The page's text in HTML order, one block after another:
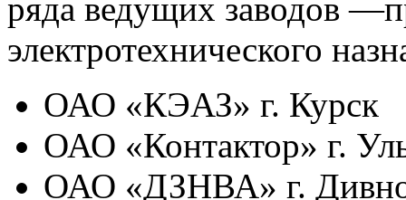
ряда ведущих заводов
электротехнического
ОАО «КЭАЗ» г. Курск
ОАО «Контактор» г.
ОАО «ДЗНВА» г.